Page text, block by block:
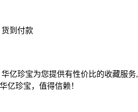
到付款
亿珍宝为您提供有性价比的收藏服务,
亿珍宝，值得信赖！